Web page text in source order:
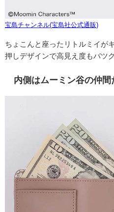
宝島チャンネル(宝島社公式通販)
ちょこんと座ったリトルミイが
押しデザインで高見え度もバツグ
内側はムーミン谷の仲間